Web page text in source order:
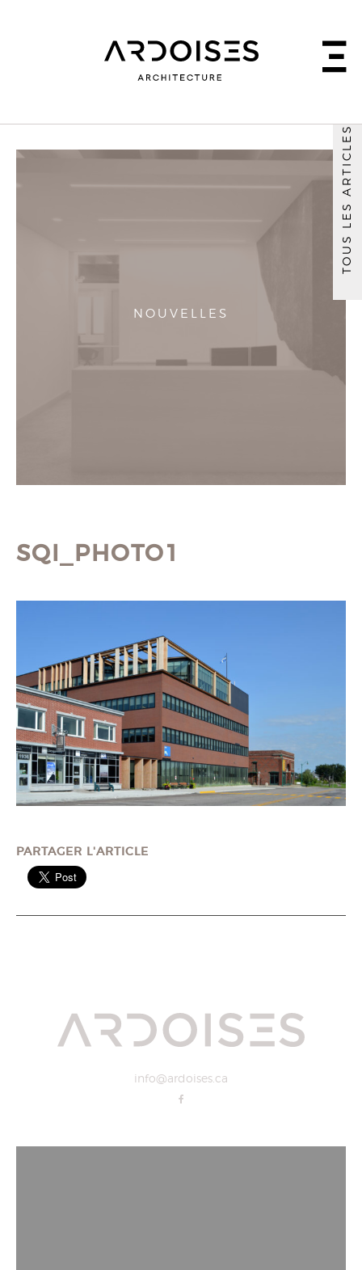
NOUVELLES
SQI_PHOTO1
PARTAGER L'ARTICLE
TOUS LES ARTICLES
info@ardoises.ca